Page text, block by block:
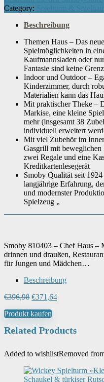
Batterien inbegriffen
Material
Fernsteuerung enthalten
Artikelgewicht
Category:
Beschreibung
Themen Haus – Das
Spielmöglichkeiten in
Kaufmannsladen oder
Fantasie sind keine
Indoor und Outdoor –
Kinderzimmer, durch
Materialien kann das
Mit praktischer Theke –
Markise, eine kleine
mehr (insgesamt 38
individuell erweitert
Mit viel Zubehör im
Gasgrill mit beweglichen
zwei Regale und eine
Kreditkartenlesegerät
Smoby Qualität seit
langjährige Erfahrung,
und modernster
Spielzeug „
Smoby 810403 – Chef Haus
drinnen und draußen,
für Jungen und Mädchen…
Beschreibung
€396,98 Ursprünglicher
war:
€371,64Aktueller
Produkt kaufen
Related Products
Added to wishlistRemoved